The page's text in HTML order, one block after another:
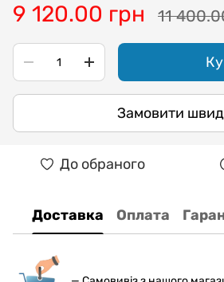
9 120.00 грн 11
Замовити
До обраного
Доставка Оплата